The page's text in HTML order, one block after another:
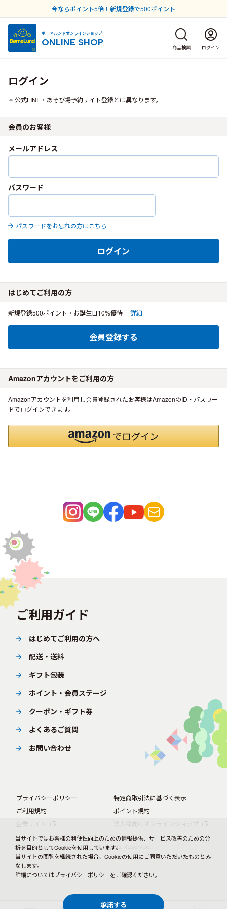
今ならポイント5倍！新規登録で500ポイント
ボーネルンドオンラインショップ
ONLINE SHOP 商品検索 ログイン
ログイン
公式LINE・あそび場予約サイト登録とは異なります。
会員のお客様
メールアドレス
パスワード
パスワードをお忘れの方はこちら
ログイン
はじめてご利用の方
新規登録500ポイント・お誕生日10%優待 詳細
会員登録する
Amazonアカウントをご利用の方
Amazonアカウントを利用し会員登録されたお客様はAmazonのID・パスワー
ドでログインできます。
ご利用ガイド
はじめてご利用の方へ
配送・送料
ギフト包装
ポイント・会員ステージ
クーポン・ギフト券
よくあるご質問
お問い合わせ
プライバシーポリシー
特定商取引法に基づく表示
ご利用規約
ポイント規約
© BørneLund Corporation. All Rights Reserved.
当サイトではお客様の利便性向上のための情報提供、サービス改善のための分
析を目的としてCookieを使用しています。
当サイトの閲覧を継続された場合、Cookieの使用にご同意いただいたものとみ
なします。
詳細についてはプライバシーポリシーをご確認ください。
承諾する